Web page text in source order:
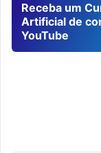
Receba um
Artificial de
YouTube